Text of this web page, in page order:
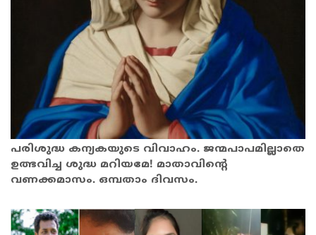
പരിശുദ്ധ കന്യകയുടെ വിവാഹം. ജന്മപാപമില്ലാതെ
ഉത്ഭവിച്ച ശുദ്ധ മറിയമേ! മാതാവിന്റെ
വണക്കമാസം. ഒമ്പതാം ദിവസം.